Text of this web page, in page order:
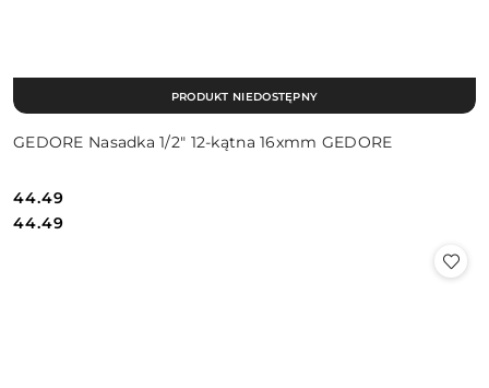
GEDORE Nasadka 1/2″ 12-kątna 16xmm GEDORE
Cena:
44.49
Cena:
44.49
PRODUKT NIEDOSTĘPNY